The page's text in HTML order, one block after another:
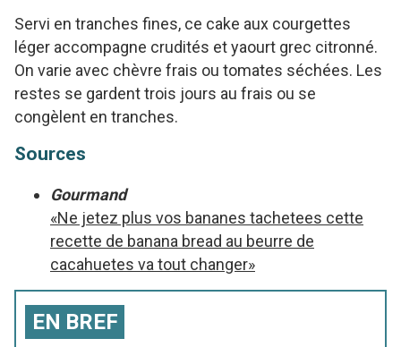
Servi en tranches fines, ce cake aux courgettes
léger accompagne crudités et yaourt grec citronné.
On varie avec chèvre frais ou tomates séchées. Les
restes se gardent trois jours au frais ou se
congèlent en tranches.
Sources
Gourmand
«Ne jetez plus vos bananes tachetees cette
recette de banana bread au beurre de
cacahuetes va tout changer»
EN BREF